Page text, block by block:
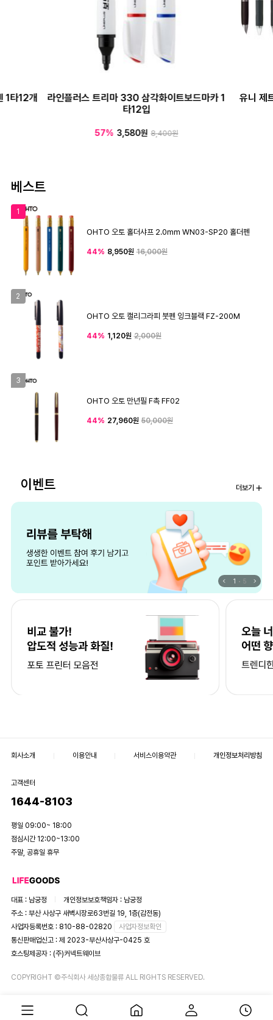
1타12개
라인플러스 트리마 330 삼각화이트보드마카 1
타12입
57% 3,580원 8,400원
유니 제
베스트
1
OHTO 오토 홀더샤프 2.0mm WN03-SP20 홀더펜
44% 8,950원 16,000원
2
OHTO 오토 캘리그라피 붓펜 잉크블랙 FZ-200M
44% 1,120원 2,000원
3
OHTO 오토 만년필 F촉 FF02
44% 27,960원 50,000원
이벤트 더보기
1 5
회사소개 이용안내 서비스이용약관 개인정보처리방침
고객센터
1644-8103
평일 09:00~ 18:00
점심시간 12:00~13:00
주말, 공휴일 휴무
대표 : 남궁정
개인정보보호책임자 : 남궁정
주소 : 부산 사상구 새벽시장로63번길 19, 1층(감전동)
사업자등록번호 : 810-88-02820
사업자정보확인
통신판매업신고 : 제 2023-부산사상구-0425 호
호스팅제공자 : (주)커넥트웨이브
COPYRIGHT ©주식회사 세상종합물류 ALL RIGHTS RESERVED.